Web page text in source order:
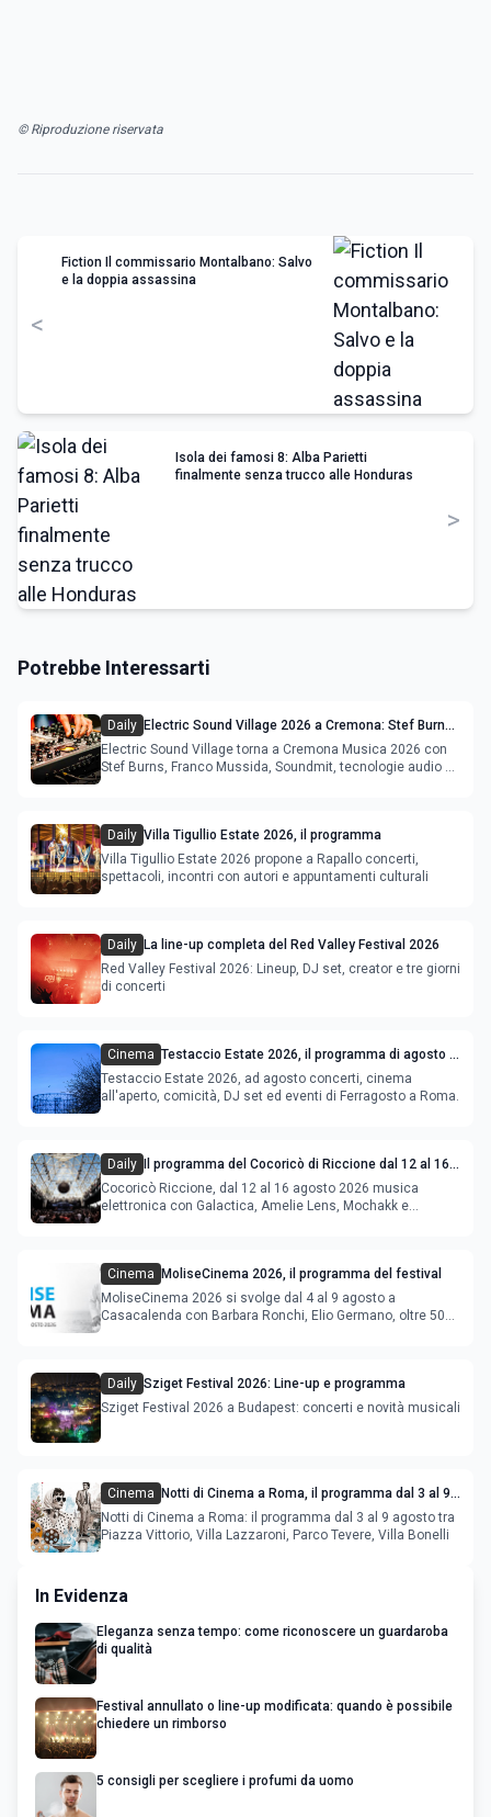
© Riproduzione riservata
<
Fiction Il commissario Montalbano: Salvo
e la doppia assassina
Isola dei famosi 8: Alba Parietti
finalmente senza trucco alle Honduras
>
Potrebbe Interessarti
Daily Electric Sound Village 2026 a Cremona: Stef Burns,
Soundmit e Young Band Contest, il programma
Electric Sound Village torna a Cremona Musica 2026 con
Stef Burns, Franco Mussida, Soundmit, tecnologie audio e
Daily Villa Tigullio Estate 2026, il programma
Villa Tigullio Estate 2026 propone a Rapallo concerti,
spettacoli, incontri con autori e appuntamenti culturali
Daily La line-up completa del Red Valley Festival 2026
Red Valley Festival 2026: Lineup, DJ set, creator e tre giorni
di concerti
Cinema Testaccio Estate 2026, il programma di agosto e
Ferragosto
Testaccio Estate 2026, ad agosto concerti, cinema
all'aperto, comicità, DJ set ed eventi di Ferragosto a Roma.
Daily
Il programma del Cocoricò di Riccione dal 12 al 16
agosto 2026
Cocoricò Riccione, dal 12 al 16 agosto 2026 musica
elettronica con Galactica, Amelie Lens, Mochakk e
Cinema
MoliseCinema 2026, il programma del festival
MoliseCinema 2026 si svolge dal 4 al 9 agosto a
Casacalenda con Barbara Ronchi, Elio Germano, oltre 50
Daily Sziget Festival 2026: Line-up e programma
Sziget Festival 2026 a Budapest: concerti e novità musicali
Cinema
Notti di Cinema a Roma, il programma dal 3 al 9
agosto
Notti di Cinema a Roma: il programma dal 3 al 9 agosto tra
Piazza Vittorio, Villa Lazzaroni, Parco Tevere, Villa Bonelli
In Evidenza
Eleganza senza tempo: come riconoscere un guardaroba
di qualità
Festival annullato o line-up modificata: quando è possibile
chiedere un rimborso
5 consigli per scegliere i profumi da uomo